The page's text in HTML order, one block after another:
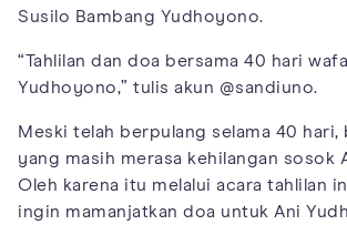
Susilo Bambang Yudhoyono.
“Tahlilan dan doa bersama 40 hari
Yudhoyono,” tulis akun @sandiuno.
Meski telah berpulang selama 40 hari,
yang masih merasa kehilangan sosok
Oleh karena itu melalui acara tahlilan
ingin mamanjatkan doa untuk Ani